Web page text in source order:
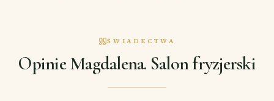
ŚWIADECTWA
Opinie Magdalena. Salon fryzjerski